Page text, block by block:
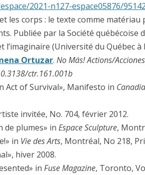
2021-n127-espace05876/
et les corps : le texte comme
Publiée par la Société québécoise
(Université du Québec
Ortuzar. No Más! Actions/
ctr.161.001b
Act of Survival», Manifesto in
invitée, No. 704, février 2012.
de plumes» in Espace Sculpture,
in Vie des Arts, Montréal, No 218,
hiver 2008.
in Fuse Magazine, Toronto,